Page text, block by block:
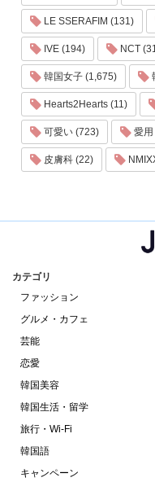
LE SSERAFIM (131)
IVE (194) NCT
韓国女子 (1,675)
Hearts2Hearts (11)
可愛い (723) 愛
皮膚科 (22)
カテゴリ
ファッション
グルメ・カフェ
芸能
恋愛
韓国美容
韓国生活・留学
旅行・Wi-Fi
韓国語
キャンペーン